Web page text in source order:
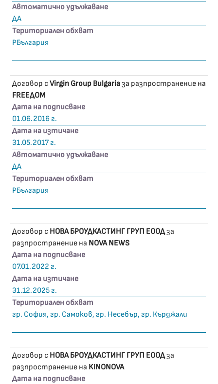
Автоматично удължаване
ДА
Териториален обхват
РБългария
Договор сVirgin Group Bulgariaза разпространение на
FREEДOM
Дата на подписване
01.06.2016 г.
Дата на изтичане
31.05.2017 г.
Автоматично удължаване
ДА
Териториален обхват
РБългария
Договор с НОВА БРОУДКАСТИНГ ГРУП ЕООДза
разпространение на NOVA NEWS
Дата на подписване
07.01.2022 г.
Дата на изтичане
31.12.2025 г.
Териториален обхват
гр. София, гр. Самоков, гр. Несебър, гр. Кърджали
Договор с НОВА БРОУДКАСТИНГ ГРУП ЕООДза
разпространение на KINONOVA
Дата на подписване